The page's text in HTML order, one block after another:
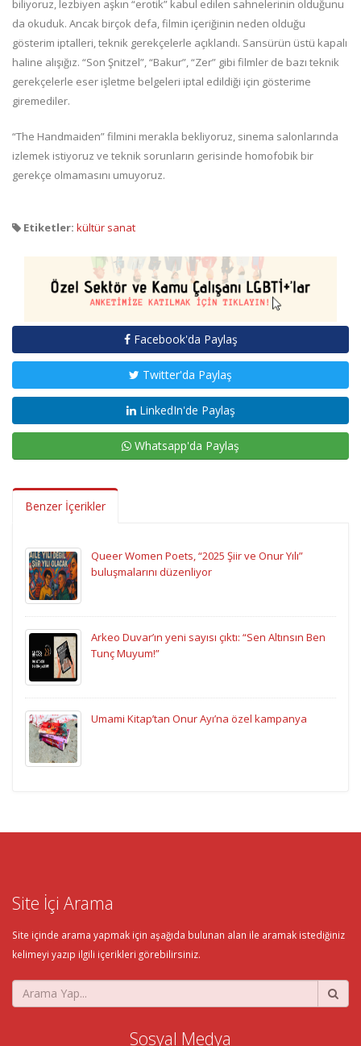
biliyoruz, lezbiyen aşkın “erotik” kabul edilen sahnelerinin olduğunu
da okuduk. Ancak birçok defa, filmin içeriğinin neden olduğu
gösterim iptalleri, teknik gerekçelerle açıklandı. Sansürün üstü kapalı
haline alışığız. “Son Şnitzel”, “Bakur”, “Zer” gibi filmler de bazı teknik
gerekçelerle eser işletme belgeleri iptal edildiği için gösterime
giremediler.
“The Handmaiden” filmini merakla bekliyoruz, sinema salonlarında
izlemek istiyoruz ve teknik sorunların gerisinde homofobik bir
gerekçe olmamasını umuyoruz.
Etiketler: kültür sanat
Facebook'da Paylaş
Twitter'da Paylaş
LinkedIn'de Paylaş
Whatsapp'da Paylaş
Benzer İçerikler
Queer Women Poets, “2025 Şiir ve Onur Yılı”
buluşmalarını düzenliyor
Arkeo Duvar’ın yeni sayısı çıktı: “Sen Altınsın Ben
Tunç Muyum!”
Umami Kitap’tan Onur Ayı’na özel kampanya
Site İçi Arama
Site içinde arama yapmak için aşağıda bulunan alan ile aramak istediğiniz
kelimeyi yazıp ilgili içerikleri görebilirsiniz.
Sosyal Medya